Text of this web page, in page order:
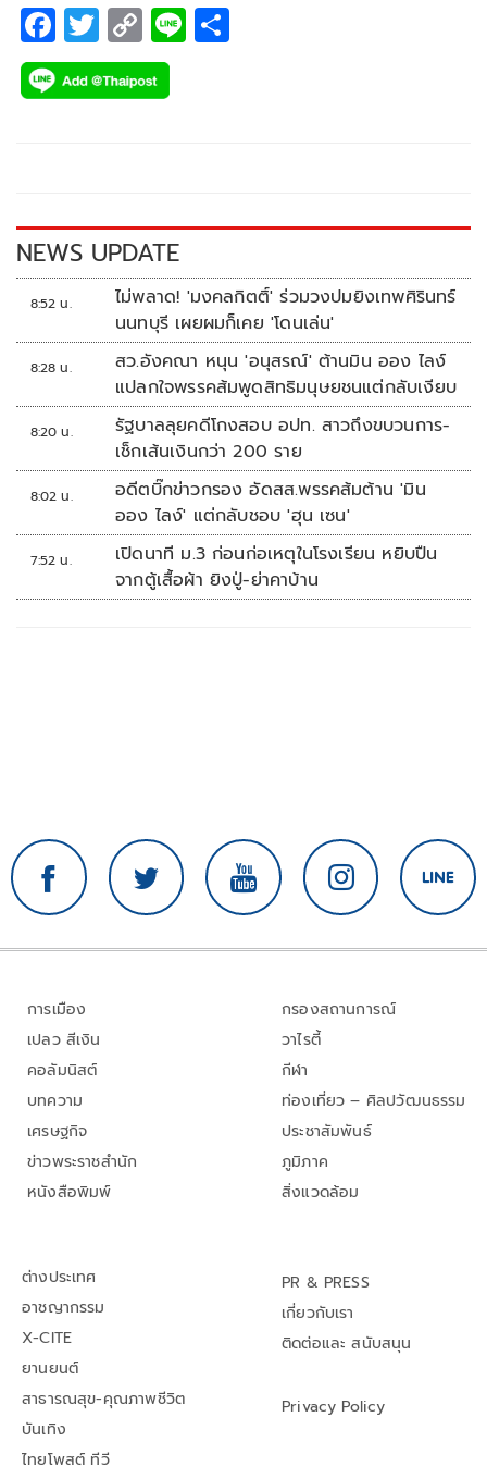
F
ac
e
k
T
wi
tt
C
o
p
k
Li
NEWS UPDATE
8:52 น.
ไม่พลาด! 'มงคลกิตติ์' ร่วมวงปมยิงเทพศิรินทร์
นนทบุรี เผยผมก็เคย 'โดนเล่น'
8:28 น.
สว.อังคณา หนุน 'อนุสรณ์' ต้านมิน ออง ไลง์
แปลกใจพรรคส้มพูดสิทธิมนุษยชนแต่กลับเงียบ
8:20 น.
รัฐบาลลุยคดีโกงสอบ อปท. สาวถึงขบวนการ-
เช็กเส้นเงินกว่า 200 ราย
8:02 น.
อดีตบิ๊กข่าวกรอง อัดสส.พรรคส้มต้าน 'มิน
ออง ไลง์' แต่กลับชอบ 'ฮุน เซน'
7:52 น.
เปิดนาที ม.3 ก่อนก่อเหตุในโรงเรียน หยิบปืน
จากตู้เสื้อผ้า ยิงปู่-ย่าคาบ้าน
การเมือง
เปลว สีเงิน
คอลัมนิสต์
บทความ
เศรษฐกิจ
ข่าวพระราชสำนัก
หนังสือพิมพ์
กรองสถานการณ์
วาไรตี้
กีฬา
ท่องเที่ยว – ศิลปวัฒนธรรม
ประชาสัมพันธ์
ภูมิภาค
สิ่งแวดล้อม
ต่างประเทศ
อาชญากรรม
X-CITE
ยานยนต์
สาธารณสุข-คุณภาพชีวิต
บันเทิง
ไทยโพสต์ ทีวี
PR & PRESS
เกี่ยวกับเรา
ติดต่อและ สนับสนุน
Privacy Policy